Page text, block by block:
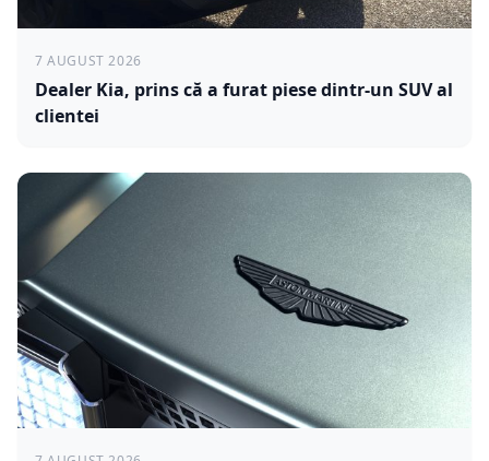
7 AUGUST 2026
Dealer Kia, prins că a furat piese dintr-un SUV al
clientei